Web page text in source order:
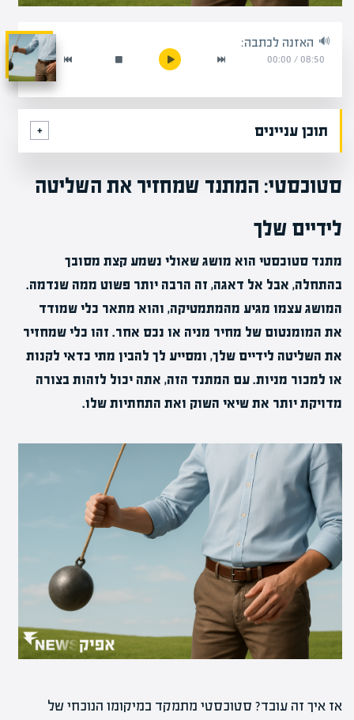
האזנה לכתבה:
08:50
/
00:00
תוכן עניינים
סטוכסטי: המתנד שמחזיר את השליטה
לידיים שלך
מתנד סטוכסטי הוא מושג שאולי נשמע קצת מסובך
בהתחלה, אבל אל דאגה, זה הרבה יותר פשוט ממה שנדמה.
המושג עצמו מגיע מהמתמטיקה, והוא מתאר כלי שמודד
את המומנטום של מחיר מניה או נכס אחר. זהו כלי שמחזיר
את השליטה לידיים שלך, ומסייע לך להבין מתי כדאי לקנות
או למכור מניות. עם המתנד הזה, אתה יכול לזהות בצורה
מדויקת יותר את שיאי השוק ואת התחתיות שלו.
אז איך זה עובד? סטוכסטי מתמקד במיקומו הנוכחי של